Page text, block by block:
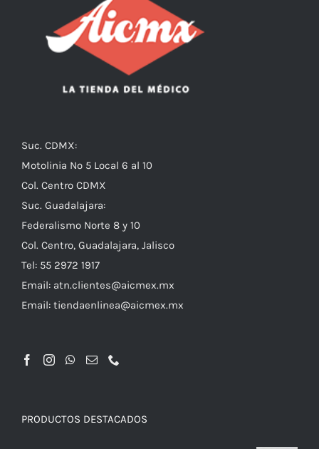
Suc. CDMX:
Motolinia No 5 Local 6 al 10
Col. Centro CDMX
Suc. Guadalajara:
Federalismo Norte 8 y 10
Col. Centro, Guadalajara, Jalisco
Tel: 55 2972 1917
Email: atn.clientes@aicmex.mx
Email: tiendaenlinea@aicmex.mx
PRODUCTOS DESTACADOS